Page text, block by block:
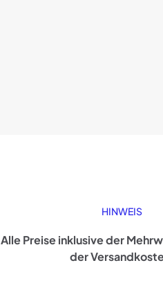
HINWEIS
Alle Preise inklusive der
der